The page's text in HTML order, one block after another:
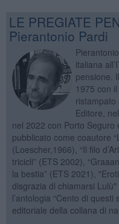
LE PREGIATE
Pierantonio Pardi
italiana
pensione.
1975 con
ristampato
Editore,
nel 2022 con Porto
pubblicato come coautore
(Loescher,1966), “Il filo
tricicli” (ETS 2002),
la bestia” (ETS 2021),
disgrazia di chiamarsi
l’antologia “Cento di
editoriale della collana di